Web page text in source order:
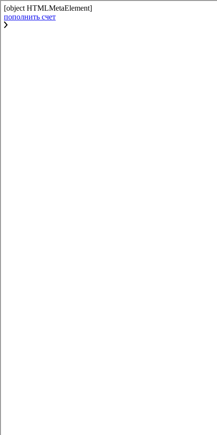
[object HTMLMetaElement]
пополнить счет